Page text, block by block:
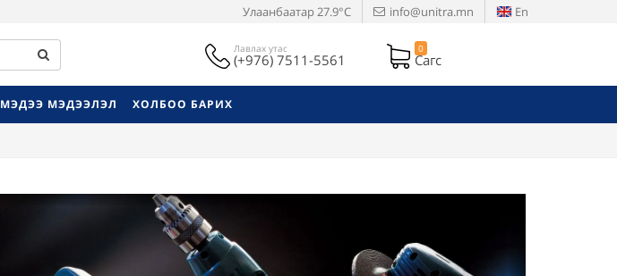
Улаанбаатар27.9°C info@unitra.mn En
Лавлах утас
(+976) 7511-5561
0
Сагс
МЭДЭЭ МЭДЭЭЛЭЛ ХОЛБОО БАРИХ